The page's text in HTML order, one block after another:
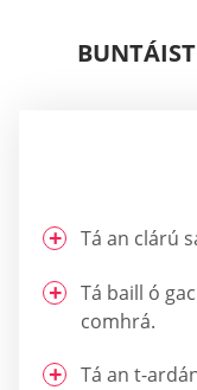
Tá an clárú
Tá baill ó
comhrá.
Tá an t-